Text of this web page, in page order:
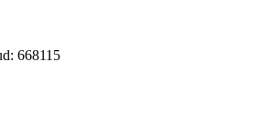
668115